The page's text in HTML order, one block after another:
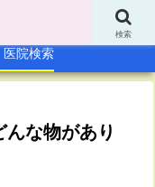
院検索
な物があり
検索